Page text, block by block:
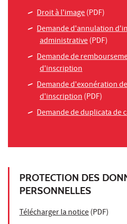
Droit à l'image(PDF)
Demande d'annulation
administrative(PDF)
Demande de
d'inscription
Demande d'exonération
d'inscription(PDF)
Demande de duplicata de
PROTECTION DES
PERSONNELLES
Télécharger la notice(PDF)